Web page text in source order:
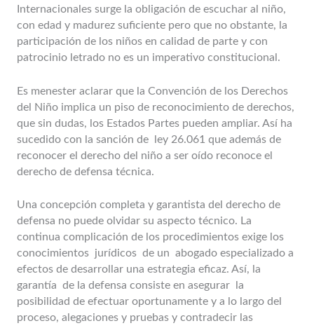
Internacionales surge la obligación de escuchar al niño,
con edad y madurez suficiente pero que no obstante, la
participación de los niños en calidad de parte y con
patrocinio letrado no es un imperativo constitucional.
Es menester aclarar que la Convención de los Derechos
del Niño implica un piso de reconocimiento de derechos,
que sin dudas, los Estados Partes pueden ampliar. Así ha
sucedido con la sanción de ley 26.061 que además de
reconocer el derecho del niño a ser oído reconoce el
derecho de defensa técnica.
Una concepción completa y garantista del derecho de
defensa no puede olvidar su aspecto técnico. La
continua complicación de los procedimientos exige los
conocimientos jurídicos de un abogado especializado a
efectos de desarrollar una estrategia eficaz. Así, la
garantía de la defensa consiste en asegurar la
posibilidad de efectuar oportunamente y a lo largo del
proceso, alegaciones y pruebas y contradecir las